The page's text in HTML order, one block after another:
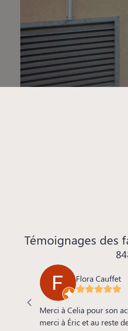
Témoignages des
Flora Cauffet
Merci à Celia pour son
merci à Éric et au reste